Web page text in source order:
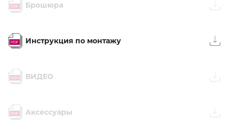
Брошюра
Инструкция по монтажу
ВИДЕО
Аксессуары